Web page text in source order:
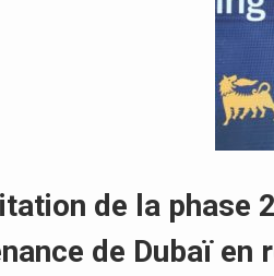
de la phase
de Dubaï en